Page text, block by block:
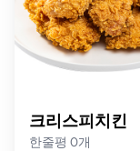
크리스피치킨
한줄평 0개